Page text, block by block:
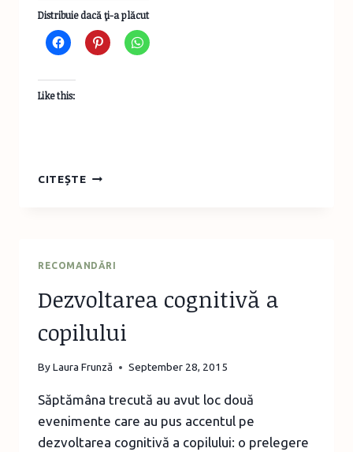
Distribuie dacă ţi-a plăcut
Like this:
CITEȘTEVASELE
RECOMANDĂRI
Dezvoltarea cognitivă a
copilului
ByLaura Frunză September 28, 2015
Săptămâna trecută au avut loc două
evenimente care au pus accentul pe
dezvoltarea cognitivă a copilului: o prelegere